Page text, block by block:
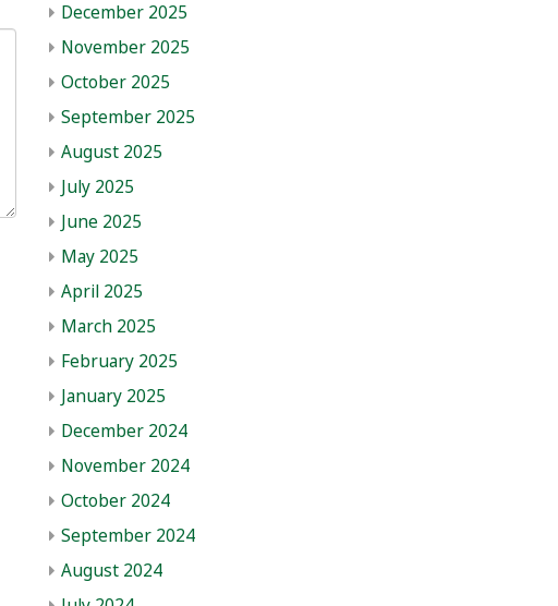
December 2025
November 2025
October 2025
September 2025
August 2025
July 2025
June 2025
May 2025
April 2025
March 2025
February 2025
January 2025
December 2024
November 2024
October 2024
September 2024
August 2024